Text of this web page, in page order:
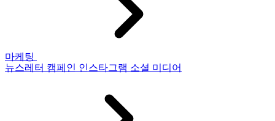
마케팅
뉴스레터 캠페인 인스타그램 소셜 미디어